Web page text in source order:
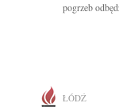
pogrzeb
ŁÓDŹ